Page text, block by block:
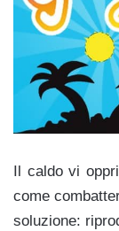
Il caldo vi
come
soluzione: